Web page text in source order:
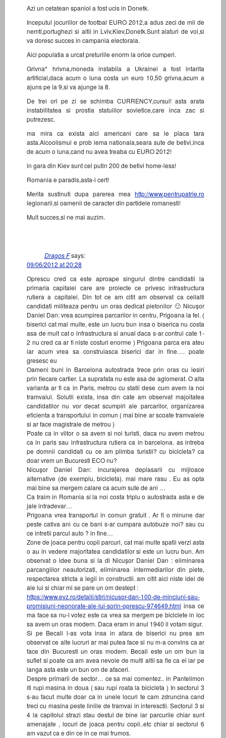
Azi un cetatean spaniol a fost ucis in Donetk.
Inceputul jocuriilor de footbal EURO 2012,a adus zeci de mii de
nemti,portughezi si altii in Lviv,Kiev,Donetk.Sunt alaturi de voi,si
va doresc succes in campania electorala.
Aici populatia a urcat preturiile enorm la orice cumperi.
Grivna* hrivna,moneda instabila a Ukrainei a fost intarita
artificial,daca acum o luna costa un euro 10,50 grivna,acum a
ajuns pe la 9,si va ajunge la 8.
De trei ori pe zi se schimba CURRENCY,cursul! asta arata
instabilitatea si prostia statuiilor sovietice,care inca zac si
putrezesc.
ma mira ca exista aici americani care sa le placa tara
asta.Alcoolismul e prob lema nationala,seara sute de betivi,inca
de acum o luna,cand nu avea treaba cu EURO 2012!
in gara din Kiev sunt cel putin 200 de betivi home-less!
Romania e paradis,asta-i cert!
Merita sustinuti dupa parerea mea http://www.pentrupatrie.ro
legionarii,si oamenii de caracter din partidele romanesti!
Mult succes,si ne mai auzim.
Dragos Fsays:
09/06/2012 at 20:28
Oprescu cred ca este aproape singurul dintre candidatii la
primaria capitalei care are proiecte ce privesc infrastructura
rutiera a capitalei. Din tot ce am citit am observat ca ceilalti
candidati militeaza pentru un oras dedicat pietonilor 🙂 Nicuşor
Daniel Dan: vrea scumpirea parcarilor in centru, Prigoana la fel. (
biserici cat mai multe, este un lucru bun insa o biserica nu costa
asa de mult cat o infrastructura si anual daca s-ar contrui cate 1-
2 nu cred ca ar fi niste costuri enorme ) Prigoana parca era ateu
iar acum vrea sa construiasca biserici dar in fine…. poate
gresesc eu
Oameni buni in Barcelona autostrada trece prin oras cu iesiri
prin fiecare cartier. La suprafata nu este asa de aglomerat. O alta
varianta ar fi ca in Paris, metrou cu statii dese cum avem la noi
tramvaiul. Solutii exista, insa din cate am observat majoitatea
candidatilor nu vor decat scumpiri ale parcarilor, organizarea
eficienta a transportului in comun ( mai bine ar scoate tramvaiele
si ar face magistrale de metrou )
Poate ca in viitor o sa avem si noi turisti, daca nu avem metrou
ca in paris sau infrastructura rutiera ca in barcelona. as intreba
pe domnii candidati cu ce am plimba turistii? cu bicicleta? ca
doar vrem un Bucuresti ECO nu?
Nicuşor Daniel Dan: incurajerea deplasarii cu mijloace
alternative (de exemplu, bicicleta). mai mare rasu . Eu as opta
mai bine sa mergem calare ca acum sute de ani …
Ca traim in Romania si la noi costa triplu o autostrada asta e de
jale intradevar…
Prigoana vrea transportul in comun gratuit . Ar fi o minune dar
peste cativa ani cu ce bani s-ar cumpara autobuze noi? sau cu
ce intretii parcul auto ? in fine…
Zone de joaca pentru copii parcuri, cat mai multe spatii verzi asta
o au in vedere majoritatea candidatilor si este un lucru bun. Am
observat o idee buna si la dl Nicuşor Daniel Dan : eliminarea
parcangiilor neautorizati, eliminarea intermediarilor din piete,
respectarea stricta a legii in constructii. am citit aici niste idei de
ale lui si chiar mi se pare un om destept :
https://www.evz.ro/detalii/stiri/nicusor-dan-100-de-minciuni-sau-
promisiuni-neonorate-ale-lui-sorin-oprescu-974649.html insa ce
ma face sa nu-l votez este ca vrea sa mergem pe biciclete in loc
sa avem un oras modern. Daca eram in anul 1940 il votam sigur.
Si pe Becali l-as vota insa in afara de biserici nu prea am
observat ce alte lucruri ar mai putea face si nu m-a convins ca ar
face din Bucuresti un oras modern. Becali este un om bun la
suflet si poate ca am avea nevoie de multi altii sa fie ca el iar pe
langa asta este un bun om de afaceri.
Despre primarii de sector… ce sa mai comentez.. in Pantelimon
iti rupi masina in doua ( sau rupi roata la bicicleta ) In sectorul 3
s-au facut multe doar ca in unele locuri te cam zdruncina cand
treci cu masina peste liniile de tramvai in interesctii. Sectorul 3 si
4 la capitolul strazi stau destul de bine iar parcurile chiar sunt
amenajate , locuri de joaca pentru copii..etc chiar si sectorul 6
am vazut ca e din ce in ce mai frumos.